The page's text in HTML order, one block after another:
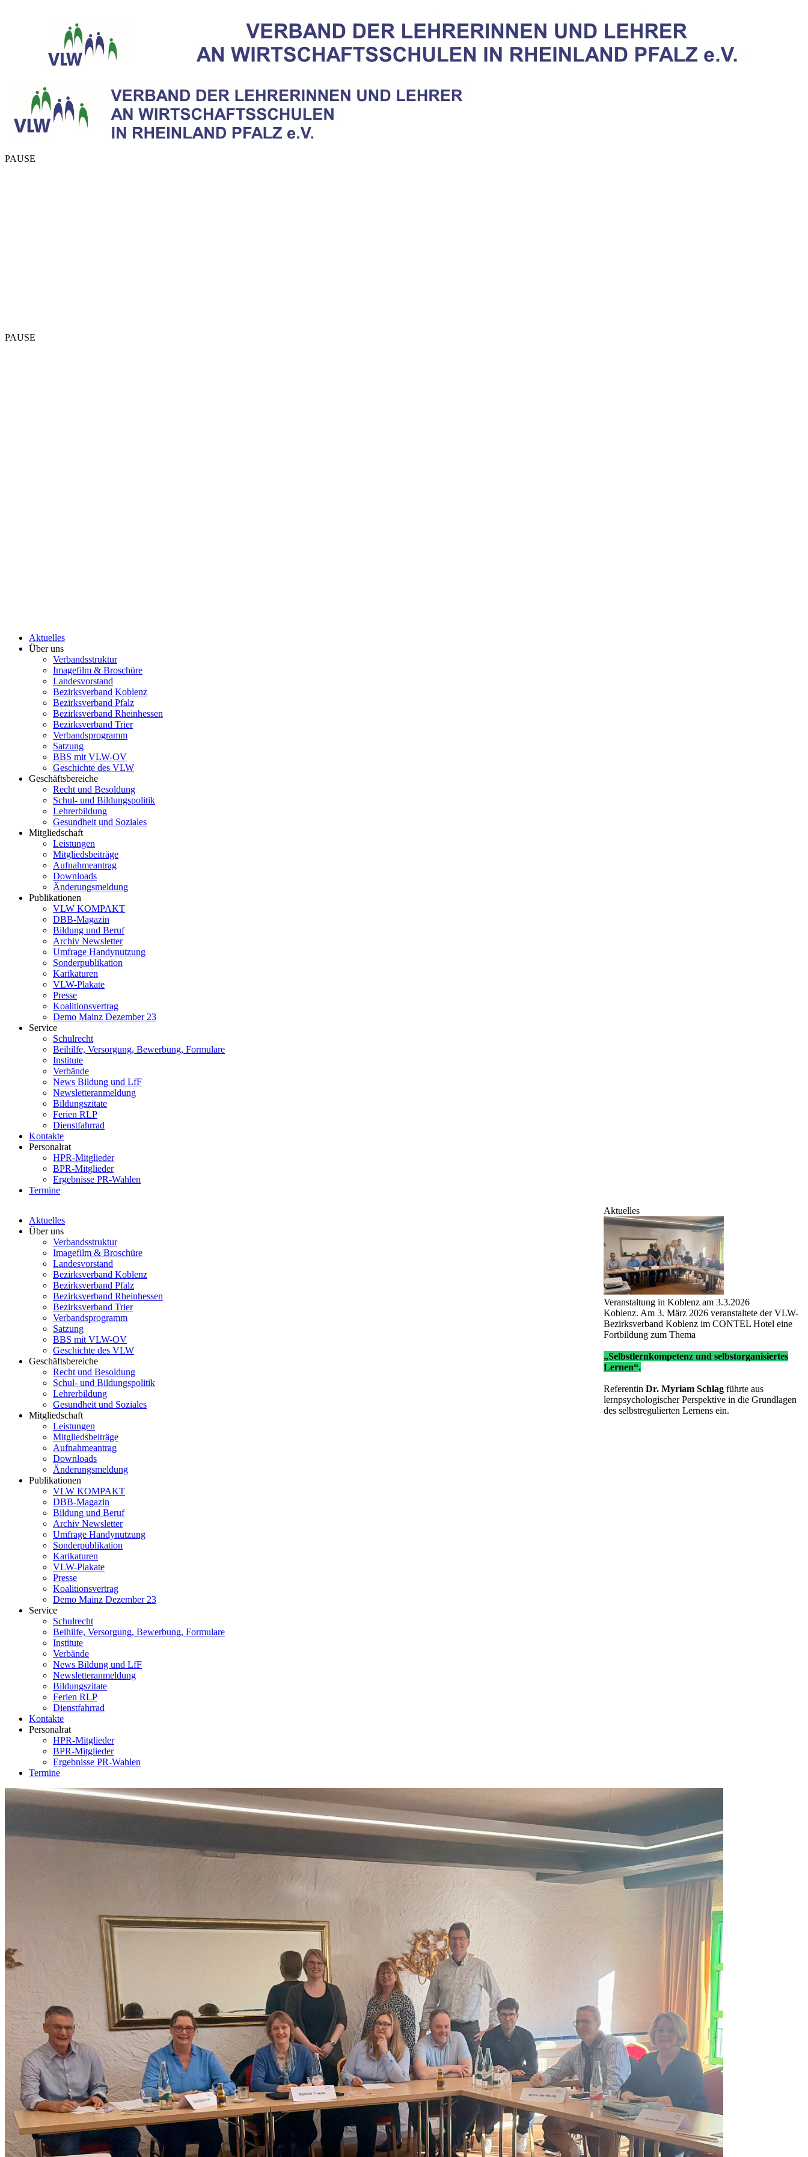
PAUSE
PAUSE
Aktuelles
Über uns
Verbandsstruktur
Imagefilm & Broschüre
Landesvorstand
Bezirksverband Koblenz
Bezirksverband Pfalz
Bezirksverband Rheinhessen
Bezirksverband Trier
Verbandsprogramm
Satzung
BBS mit VLW-OV
Geschichte des VLW
Geschäftsbereiche
Recht und Besoldung
Schul- und Bildungspolitik
Lehrerbildung
Gesundheit und Soziales
Mitgliedschaft
Leistungen
Mitgliedsbeiträge
Aufnahmeantrag
Downloads
Änderungsmeldung
Publikationen
VLW KOMPAKT
DBB-Magazin
Bildung und Beruf
Archiv Newsletter
Umfrage Handynutzung
Sonderpublikation
Karikaturen
VLW-Plakate
Presse
Koalitionsvertrag
Demo Mainz Dezember 23
Service
Schulrecht
Beihilfe, Versorgung, Bewerbung, Formulare
Institute
Verbände
News Bildung und LfF
Newsletteranmeldung
Bildungszitate
Ferien RLP
Dienstfahrrad
Kontakte
Personalrat
HPR-Mitglieder
BPR-Mitglieder
Ergebnisse PR-Wahlen
Termine
Aktuelles
Über uns
Verbandsstruktur
Imagefilm & Broschüre
Landesvorstand
Bezirksverband Koblenz
Bezirksverband Pfalz
Bezirksverband Rheinhessen
Bezirksverband Trier
Verbandsprogramm
Satzung
BBS mit VLW-OV
Geschichte des VLW
Geschäftsbereiche
Recht und Besoldung
Schul- und Bildungspolitik
Lehrerbildung
Gesundheit und Soziales
Mitgliedschaft
Leistungen
Mitgliedsbeiträge
Aufnahmeantrag
Downloads
Änderungsmeldung
Publikationen
VLW KOMPAKT
DBB-Magazin
Bildung und Beruf
Archiv Newsletter
Umfrage Handynutzung
Sonderpublikation
Karikaturen
VLW-Plakate
Presse
Koalitionsvertrag
Demo Mainz Dezember 23
Service
Schulrecht
Beihilfe, Versorgung, Bewerbung, Formulare
Institute
Verbände
News Bildung und LfF
Newsletteranmeldung
Bildungszitate
Ferien RLP
Dienstfahrrad
Kontakte
Personalrat
HPR-Mitglieder
BPR-Mitglieder
Ergebnisse PR-Wahlen
Termine
Aktuelles
Veranstaltung in Koblenz am 3.3.2026
Koblenz. Am 3. März 2026 veranstaltete der VLW-
Bezirksverband Koblenz im CONTEL Hotel eine
Fortbildung zum Thema
„Selbstlernkompetenz und selbstorganisiertes
Lernen“.
Referentin Dr. Myriam Schlag führte aus
lernpsychologischer Perspektive in die Grundlagen
des selbstregulierten Lernens ein.